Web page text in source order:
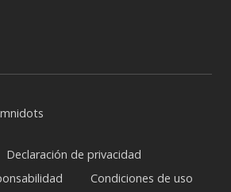
Declaración de privacidad
Condiciones de uso